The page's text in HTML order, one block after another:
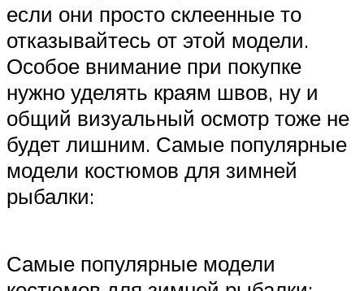
если они просто склеенные то
отказывайтесь от этой модели.
Особое внимание при покупке
нужно уделять краям швов, ну и
общий визуальный осмотр тоже не
будет лишним. Самые популярные
модели костюмов для зимней
рыбалки:
Самые популярные модели